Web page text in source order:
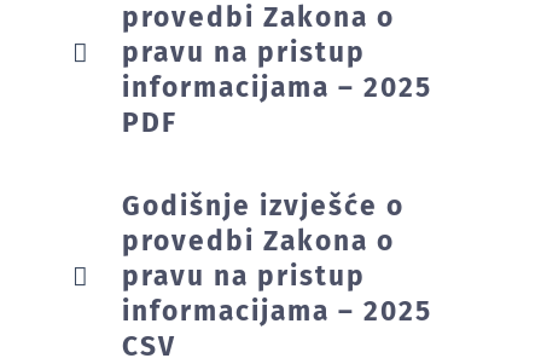
provedbi Zakona o
pravu na pristup
informacijama – 2025
PDF
Godišnje izvješće o
provedbi Zakona o
pravu na pristup
informacijama – 2025
CSV